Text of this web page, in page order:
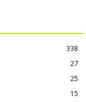
338
27
25
15